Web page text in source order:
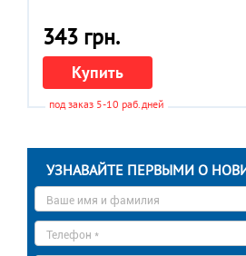
343 грн.
Купить
под заказ 5-10 раб.дней
УЗНАВАЙТЕ ПЕРВЫМИ О
имя
*